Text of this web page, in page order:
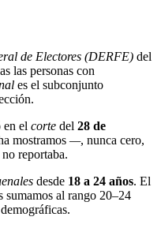
de Electores (DERFE) del
las personas con
es el subconjunto
en el corte del 28 de
mostramos —, nunca cero,
reportaba.
desde 18 a 24 años. El
al rango 20–24